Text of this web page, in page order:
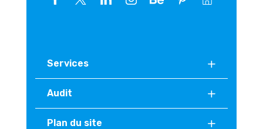
Services
Audit
Plan du site